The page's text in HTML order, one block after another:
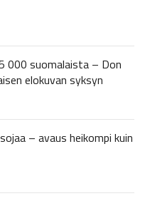
000 suomalaista – Don
elokuvan syksyn
– avaus heikompi kuin